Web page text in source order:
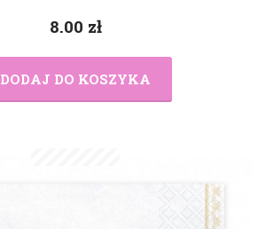
8.00 zł
DODAJ DO KOSZYKA